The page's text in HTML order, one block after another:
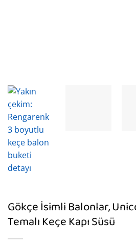
Gökçe İsimli Balonlar,
Temalı Keçe Kapı Süsü